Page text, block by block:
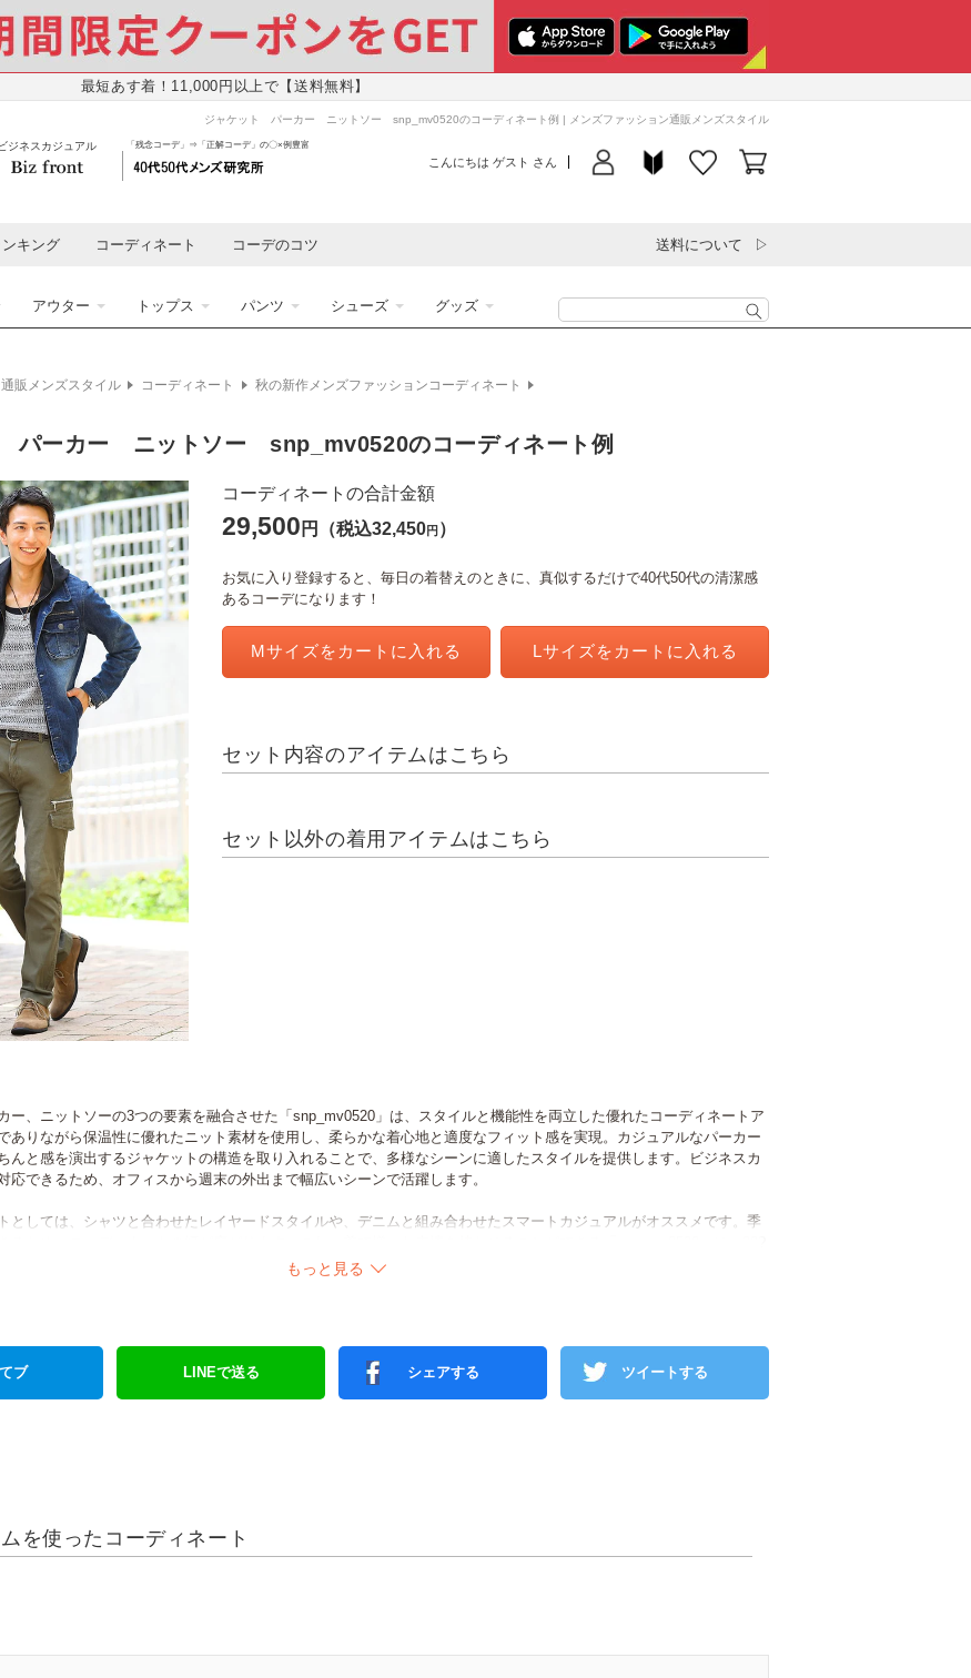
最短あす着！11,000円以上で【送料無料】
ジャケット パーカー ニットソー snp_mv0520のコーディネート例 | メンズファッション通販メンズスタイル
ビジネスカジュアル 「残念コーデ」⇒「正解コーデ」の〇×例豊富
こんにちは ゲスト さん
ロ
グ
イ
め
て
の
お
気
入
リ
を
る
ー
ンキング コーディネート コーデのコツ 送料について
アウター トップス パンツ シューズ グッズ
販メンズスタイル コーディネート 秋の新作メンズファッションコーディネート
パーカー ニットソー snp_mv0520のコーディネート例
コーディネートの合計金額
29,500 円 （税込32,450円 ）
お気に入り登録すると、毎日の着替えのときに、真似するだけで40代50代の清潔感
あるコーデになります！
Mサイズを カートに入れる Lサイズを カートに入れる
セット内容のアイテムはこちら
セット以外の着用アイテムはこちら
ー、ニットソーの3つの要素を融合させた「snp_mv0520」は、スタイルと機能性を両立した優れたコーディネートア
ありながら保温性に優れたニット素材を使用し、柔らかな着心地と適度なフィット感を実現。カジュアルなパーカー
んと感を演出するジャケットの構造を取り入れることで、多様なシーンに適したスタイルを提供します。ビジネスカ
応できるため、オフィスから週末の外出まで幅広いシーンで活躍します。
としては、シャツと合わせたレイヤードスタイルや、デニムと組み合わせたスマートカジュアルがオススメです。季
もっと見る
ブ LINEで送る シェアする ツイートする
を使ったコーディネート